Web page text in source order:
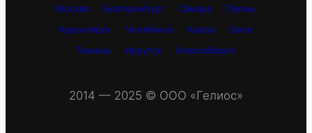
Москва Екатеринбург Самара
Пермь
Красноярск
Челябинск Киров
Омск
Тюмень
Иркутск Новосибирск
2014 — 2025 © OOO «Гелиос»